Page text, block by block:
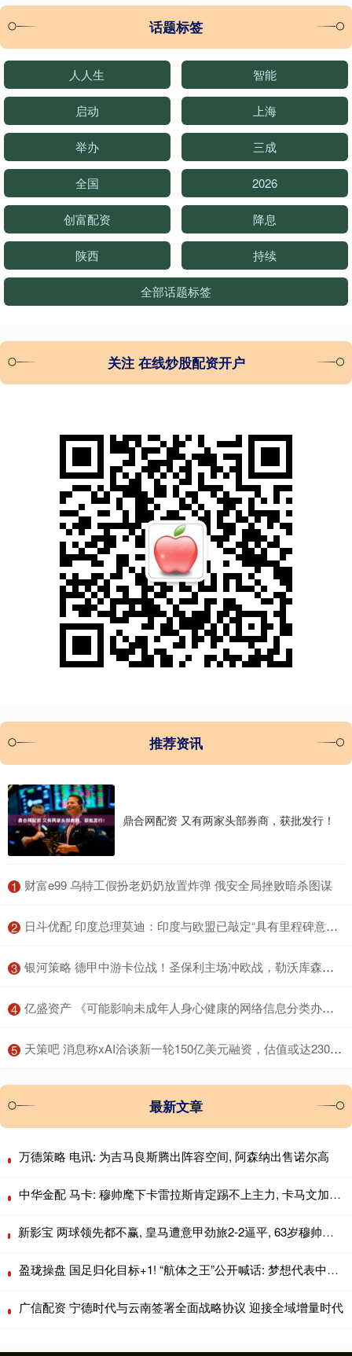
话题标签
人人生 智能
启动 上海
举办 三成
全国 2026
创富配资 降息
陕西 持续
全部话题标签
关注 在线炒股配资开户
推荐资讯
鼎合网配资 又有两家头部券商，获批发行！
1 ​财富e99 乌特工假扮老奶奶放置炸弹 俄安全局挫败暗杀图谋
2 ​日斗优配 印度总理莫迪：印度与欧盟已敲定“具有里程碑意义”的自由贸易协定
3 ​银河策略 德甲中游卡位战！圣保利主场冲欧战，勒沃库森客场争上游
4 ​亿盛资产 《可能影响未成年人身心健康的网络信息分类办法（征求意见稿）》公开征求意见
5 ​天策吧 消息称xAI洽谈新一轮150亿美元融资，估值或达2300亿美元
最新文章
万德策略 电讯: 为吉马良斯腾出阵容空间, 阿森纳出售诺尔高
中华金配 马卡: 穆帅麾下卡雷拉斯肯定踢不上主力, 卡马文加更没戏
新影宝 两球领先都不赢, 皇马遭意甲劲旅2-2逼平, 63岁穆帅无缘上任2连胜
盈珑操盘 国足归化目标+1! “航体之王”公开喊话: 梦想代表中国队出战!
广信配资 宁德时代与云南签署全面战略协议 迎接全域增量时代